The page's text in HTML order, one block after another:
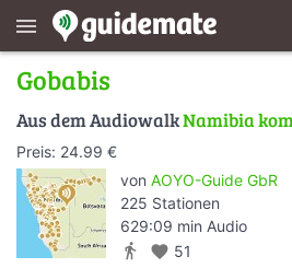
menu
Gobabis
Aus dem AudiowalkNamibia
Preis: 24.99 €
von AOYO-Guide GbR
225 Stationen
629:09 min Audio
directions_walk favorite 51